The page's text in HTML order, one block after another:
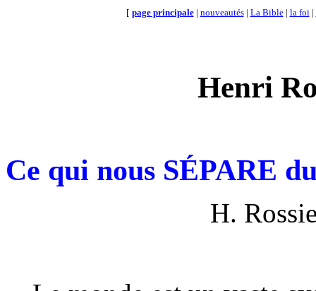
[ page principale| nouveautés| La Bible| la foi|
Henri
Ce qui nous SÉPARE
H.